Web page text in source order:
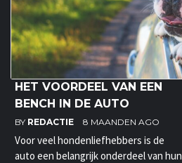
HET VOORDEEL VAN EEN
BENCH IN DE AUTO
BY REDACTIE 8 MAANDEN AGO
Voor veel hondenliefhebbers is de
auto een belangrijk onderdeel van hun